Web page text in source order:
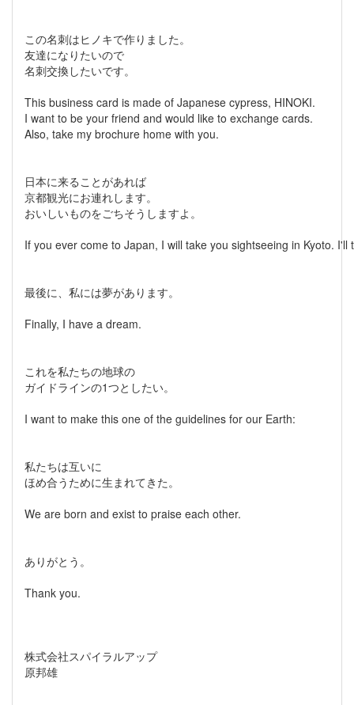
この名刺はヒノキで作りました。
友達になりたいので
名刺交換したいです。
This business card is made of Japanese cypress, HINOKI.
I want to be your friend and would like to exchange cards.
Also, take my brochure home with you.
日本に来ることがあれば
京都観光にお連れします。
おいしいものをごちそうしますよ。
If you ever come to Japan, I will take you sightseeing in Kyoto.
最後に、私には夢があります。
Finally, I have a dream.
これを私たちの地球の
ガイドラインの1つとしたい。
I want to make this one of the guidelines for our Earth:
私たちは互いに
ほめ合うために生まれてきた。
We are born and exist to praise each other.
ありがとう。
Thank you.
株式会社スパイラルアップ
原邦雄